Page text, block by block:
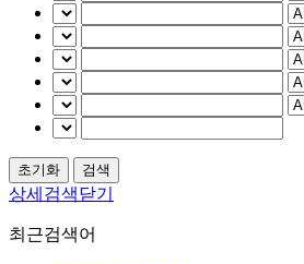
상세검색닫기
최근검색어